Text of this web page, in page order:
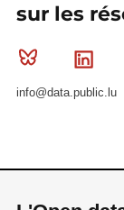
sur les
Bluesky
info@data.public.lu